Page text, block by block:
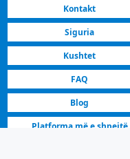
Kontakt
Siguria
Kushtet
FAQ
Blog
Platforma më e shpejtë